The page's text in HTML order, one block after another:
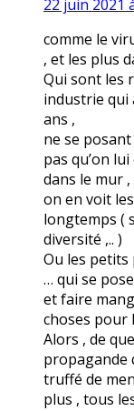
22 juin 2021
comme le
, et les plus
Qui sont les
industrie qui
ans ,
ne se
pas qu’on
dans le mur
on en voit
longtemps (
diversité ,.. )
Ou les petits
… qui se
et faire
choses pour
Alors , de
propagande
truffé de
plus , tous